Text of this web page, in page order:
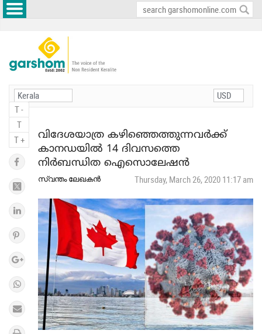
T -
T
T +
വിദേശയാത്ര കഴിഞ്ഞെത്തുന്നവര്‍ക്ക്
കാനഡയില്‍ 14 ദിവസത്തെ
നിര്‍ബന്ധിത ഐസൊലേഷന്‍
സ്വന്തം ലേഖകന്‍ Thursday, March 26, 2020 11:17 am